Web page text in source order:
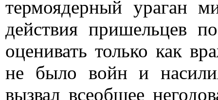
термоядерный ураган
действия пришельцев
оценивать только как
не было войн и
вызвал всеобщее